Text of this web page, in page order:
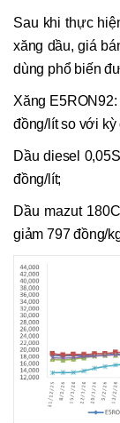
Sau khi thực
xăng dầu, giá
dùng phổ biến
Xăng
đồng/lít so với
Dầu diesel
đồng/lít;
Dầu mazut
giảm 797 đồng/